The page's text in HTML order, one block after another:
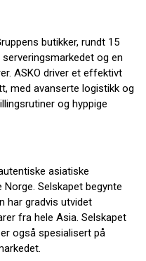
butikker, rundt 15
og en
ASKO driver et effektivt
med avanserte logistikk og
og hyppige
asiatiske
Selskapet begynte
har gradvis utvidet
fra hele Asia. Selskapet
også spesialisert på